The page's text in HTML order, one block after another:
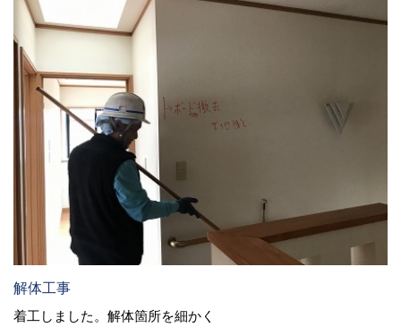
解体工事
着工しました。解体箇所を細かく